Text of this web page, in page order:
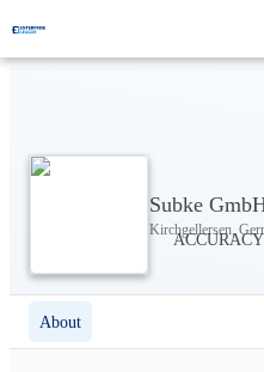
Subke
Kirchgellersen,
About